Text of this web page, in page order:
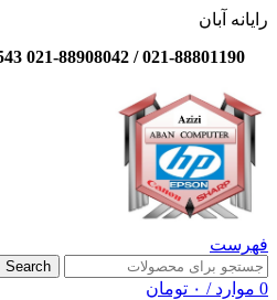
رایانه آبان
021-88801190 / 021-88908042 09104343543 / 09101115862
فهرست
Search
0 موارد / ۰ تومان